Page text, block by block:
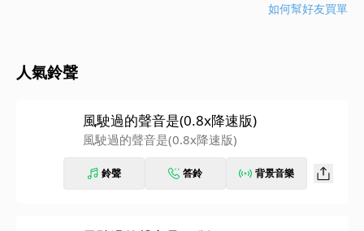
如何幫好友買單
人氣鈴聲
風駛過的聲音是(0.8x降速版)
風駛過的聲音是(0.8x降速版)
鈴聲 答鈴 背景音樂